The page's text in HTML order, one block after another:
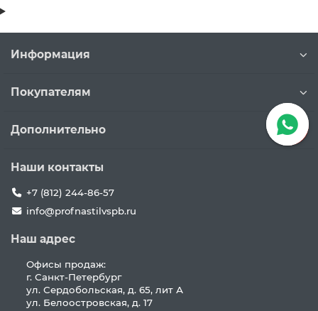
Информация
Покупателям
Дополнительно
Наши контакты
+7 (812) 244-86-57
info@profnastilvspb.ru
Наш адрес
Офисы продаж:
г. Санкт-Петербург
ул. Сердобольская, д. 65, лит А
ул. Белоостровская, д. 17